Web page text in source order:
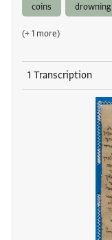
coins drowning
(+ 1 more)
1 Transcription